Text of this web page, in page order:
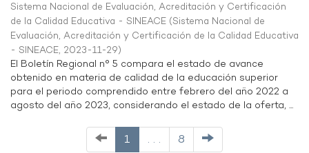
Sistema Nacional de Evaluación, Acreditación y Certificación
de la Calidad Educativa - SINEACE (Sistema Nacional de
Evaluación, Acreditación y Certificación de la Calidad Educativa
- SINEACE, 2023-11-29)
El Boletín Regional n° 5 compara el estado de avance
obtenido en materia de calidad de la educación superior
para el periodo comprendido entre febrero del año 2022 a
agosto del año 2023, considerando el estado de la oferta, ...
1 . . . 8